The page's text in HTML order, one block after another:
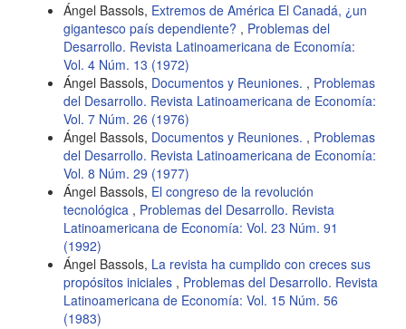
Ángel Bassols, Extremos de América El Canadá, ¿un
gigantesco país dependiente? , Problemas del
Desarrollo. Revista Latinoamericana de Economía:
Vol. 4 Núm. 13 (1972)
Ángel Bassols, Documentos y Reuniones. , Problemas
del Desarrollo. Revista Latinoamericana de Economía:
Vol. 7 Núm. 26 (1976)
Ángel Bassols, Documentos y Reuniones. , Problemas
del Desarrollo. Revista Latinoamericana de Economía:
Vol. 8 Núm. 29 (1977)
Ángel Bassols, El congreso de la revolución
tecnológica , Problemas del Desarrollo. Revista
Latinoamericana de Economía: Vol. 23 Núm. 91
(1992)
Ángel Bassols, La revista ha cumplido con creces sus
propósitos iniciales , Problemas del Desarrollo. Revista
Latinoamericana de Economía: Vol. 15 Núm. 56
(1983)